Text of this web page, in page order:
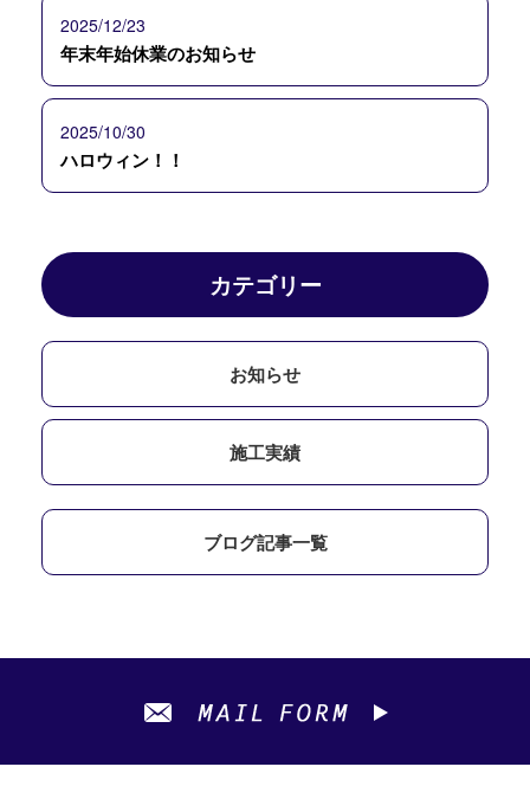
2025/12/23
年末年始休業のお知らせ
2025/10/30
ハロウィン！！
カテゴリー
お知らせ
施工実績
ブログ記事一覧